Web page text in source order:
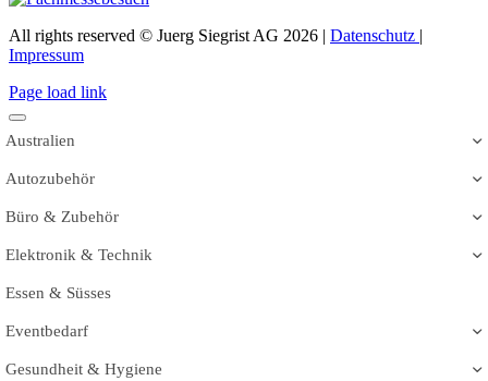
All rights reserved © Juerg Siegrist AG 2026 | Datenschutz |
Impressum
Page load link
Australien
Autozubehör
Büro & Zubehör
Elektronik & Technik
Essen & Süsses
Eventbedarf
Gesundheit & Hygiene